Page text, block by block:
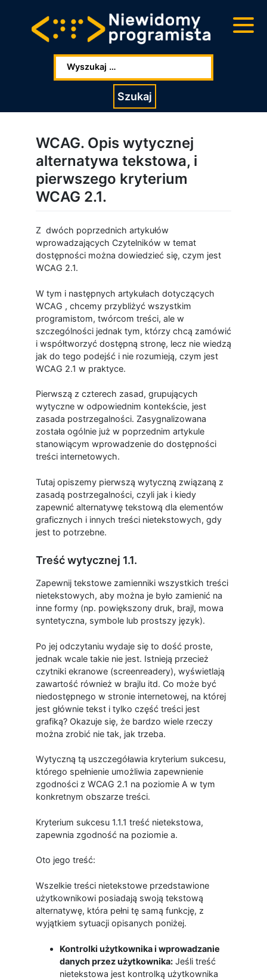
do
głowej
zawartości
do
stopki
Szukaj
WCAG. Opis wytycznej
alternatywa tekstowa, i
pierwszego kryterium
WCAG 2.1.
Z dwóch poprzednich artykułów
wprowadzających Czytelników w temat
dostępności można dowiedzieć się, czym jest
WCAG 2.1.
W tym i następnych artykułach dotyczących
WCAG , chcemy przybliżyć wszystkim
programistom, twórcom treści, ale w
szczególności jednak tym, którzy chcą zamówić
i współtworzyć dostępną stronę, lecz nie wiedzą
jak do tego podejść i nie rozumieją, czym jest
WCAG 2.1 w praktyce.
Pierwszą z czterech zasad, grupujących
wytyczne w odpowiednim kontekście, jest
zasada postrzegalności. Zasygnalizowana
została ogólnie już w poprzednim artykule
stanowiącym wprowadzenie do dostępności
treści internetowych.
Tutaj opiszemy pierwszą wytyczną związaną z
zasadą postrzegalności, czyli jak i kiedy
zapewnić alternatywę tekstową dla elementów
graficznych i innych treści nietekstowych, gdy
jest to potrzebne.
Treść wytycznej 1.1.
Zapewnij tekstowe zamienniki wszystkich treści
nietekstowych, aby można je było zamienić na
inne formy (np. powiększony druk, brajl, mowa
syntetyczna, symbole lub prostszy język).
Po jej odczytaniu wydaje się to dość proste,
jednak wcale takie nie jest. Istnieją przecież
czytniki ekranowe (screenreadery), wyświetlają
zawartość również w brajlu itd. Co może być
niedostępnego w stronie internetowej, na której
jest głównie tekst i tylko część treści jest
grafiką? Okazuje się, że bardzo wiele rzeczy
można zrobić nie tak, jak trzeba.
Wytyczną tą uszczegóławia kryterium sukcesu,
którego spełnienie umożliwia zapewnienie
zgodności z WCAG 2.1 na poziomie A w tym
konkretnym obszarze treści.
Kryterium sukcesu 1.1.1 treść nietekstowa,
zapewnia zgodność na poziomie a.
Oto jego treść:
Wszelkie treści nietekstowe przedstawione
użytkownikowi posiadają swoją tekstową
alternatywę, która pełni tę samą funkcję, z
wyjątkiem sytuacji opisanych poniżej.
Kontrolki użytkownika i wprowadzanie
danych przez użytkownika:Jeśli treść
nietekstowa jest kontrolką użytkownika